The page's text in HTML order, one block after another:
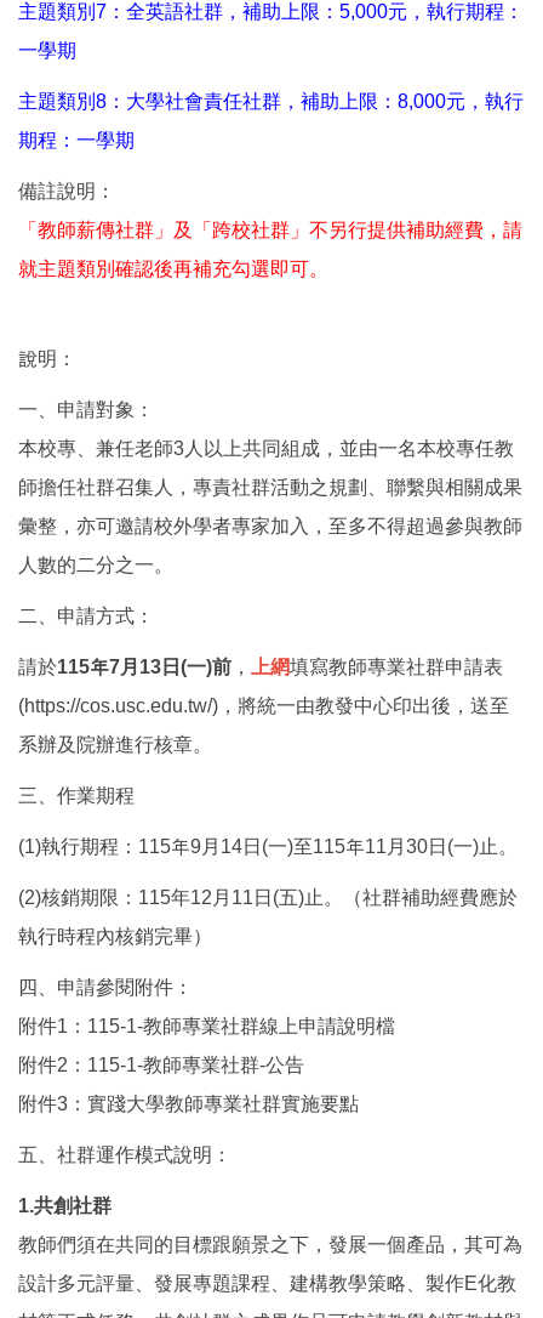
主題類別7：全英語社群，補助上限：5,000元，執行期程：
一學期
主題類別8：大學社會責任社群，補助上限：8,000元，執行
期程：一學期
備註說明：
「教師薪傳社群」及「跨校社群」不另行提供補助經費，請
就主題類別確認後再補充勾選即可。
說明：
一、申請對象：
本校專、兼任老師3人以上共同組成，並由一名本校專任教
師擔任社群召集人，專責社群活動之規劃、聯繫與相關成果
彙整，亦可邀請校外學者專家加入，至多不得超過參與教師
人數的二分之一。
二、申請方式：
請於115年7月13日(一)前 ， 上網填寫教師專業社群申請表
(https://cos.usc.edu.tw/)，將統一由教發中心印出後，送至
系辦及院辦進行核章。
三、作業期程
(1)執行期程：115年9月14日(一)至115年11月30日(一)止。
(2)核銷期限：115年12月11日(五)止。（社群補助經費應於
執行時程內核銷完畢）
四、申請參閱附件：
附件1：115-1-教師專業社群線上申請說明檔
附件2：115-1-教師專業社群-公告
附件3：實踐大學教師專業社群實施要點
五、社群運作模式說明：
1.共創社群
教師們須在共同的目標跟願景之下，發展一個產品，其可為
設計多元評量、發展專題課程、建構教學策略、製作E化教